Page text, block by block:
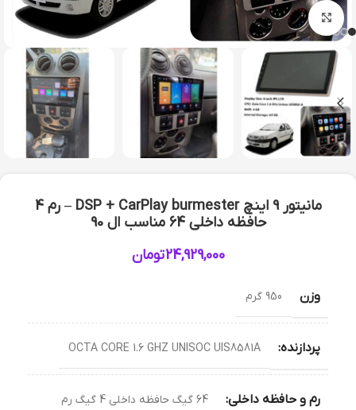
بزرگنمایی تصویر
مانیتور 9 اینچ DSP + CarPlay burmester – رم 4
حافظه داخلی 64 مناسب ال 90
24,929,000تومان
وزن 950 گرم
پردازنده: OCTA CORE 1.6 GHZ UNISOC UIS8581A
رم و حافظه داخلی: 64 گیگ حافظه داخلی 4 گیگ رم